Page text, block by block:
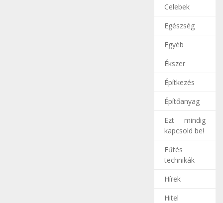
Celebek
Egészség
Egyéb
Ékszer
Építkezés
Építőanyag
Ezt mindig
kapcsold be!
Fűtés
technikák
Hírek
Hitel